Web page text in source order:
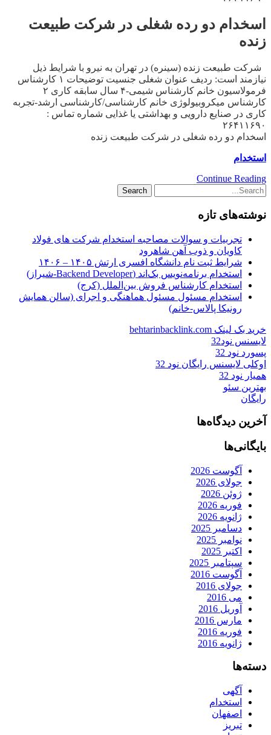
اسخدام دو رده شغلی در شرکت طبیعت
زنده
شرکت طبیعت زنده (سینره) در تهران به نیرو با شرایط ذیل
نیازمند است: ردیف عنوان شغلی جنسیت توضیحات ۱ کارشناس
فرمولاسیون خانم کارشناس شیمی-۴ سال سابقه کاری ۲
کارشناس میکروبیولوژی خانم کارشناسی/کارشناسی ارشد-تجربه
کاری در صنایع دارویی و بهداشتی یا غذایی شماره تماس :
۲۶۴۱۱۶۹۰
اسخدام دو رده شغلی در شرکت طبیعت زنده
استخدام
Continue Reading
نوشته‌های تازه
تجربیات و سوالات مصاحبه استخدام شرکت های فولاد
کاویان و ذوب آهن شاهرود
شرایط ثبت نام دانشگاه افسری ارتش ۱۴۰۵ – ۱۴۰۶
استخدام برنامه‌نویس بک‌اند (Backend Developer-شیراز)
استخدام کارشناس فروش بین‌الملل (کرج)
استخدام مسئول مسئول هماهنگی و اجرای (سالن همایش
رونیکا پالاس-خانم)
خرید بک لینک behtarinbacklink.com
لایسنس نود32
پسورد نود 32
اوکلی لایسنس رایگان نود 32
همیار نود 32
بهترین سئو
رایگان
آخرین دیدگاه‌ها
بایگانی‌ها
آگوست 2026
جولای 2026
ژوئن 2026
فوریه 2026
ژانویه 2026
دسامبر 2025
نوامبر 2025
اکتبر 2025
سپتامبر 2025
آگوست 2016
جولای 2016
می 2016
آوریل 2016
مارس 2016
فوریه 2016
ژانویه 2016
دسته‌ها
آگهی
استخدام
اصفهان
تبریز